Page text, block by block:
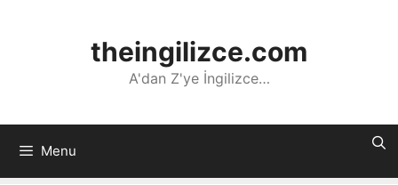
theingilizce.com
A'dan Z'ye İngilizce…
Menu